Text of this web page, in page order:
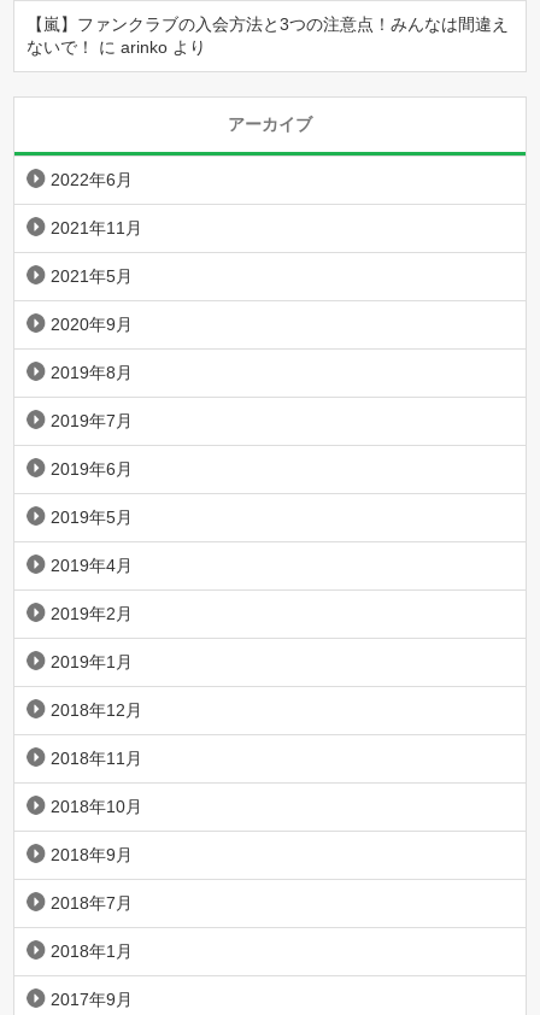
【嵐】ファンクラブの入会方法と3つの注意点！みんなは間違え
ないで！
にarinko より
アーカイブ
2022年6月
2021年11月
2021年5月
2020年9月
2019年8月
2019年7月
2019年6月
2019年5月
2019年4月
2019年2月
2019年1月
2018年12月
2018年11月
2018年10月
2018年9月
2018年7月
2018年1月
2017年9月